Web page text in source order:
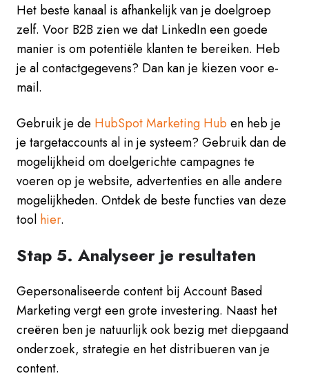
Het beste kanaal is afhankelijk van je doelgroep
zelf. Voor B2B zien we dat LinkedIn een goede
manier is om potentiële klanten te bereiken. Heb
je al contactgegevens? Dan kan je kiezen voor e-
mail.
Gebruik je de HubSpot Marketing Hub en heb je
je targetaccounts al in je systeem? Gebruik dan de
mogelijkheid om doelgerichte campagnes te
voeren op je website, advertenties en alle andere
mogelijkheden. Ontdek de beste functies van deze
tool hier.
Stap 5. Analyseer je resultaten
Gepersonaliseerde content bij Account Based
Marketing vergt een grote investering. Naast het
creëren ben je natuurlijk ook bezig met diepgaand
onderzoek, strategie en het distribueren van je
content.